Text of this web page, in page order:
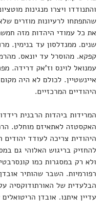
והתנודדו ויצרו מנגינות
שהתפתחו לרעיונות מוזרים
את כל עמודי היהדות מזה
שנים. ממנדלסון עד בנימין.
קפקא. מהוסרל עד יונאס.
עמנואל לוינס וז'אק דרידה.
איינשטיין. לכולם לא היה
היהודיים המרכזיים.
המרידות ביהדות הרבנית
האקסטזה לאתאיזם מוחלט.
היהודית צריכה לעודד יהודים
להחזיק בריגוש האלוהי גם
ולא רק במסגרות כמו
רפורמיות. השבר שהותיר
הבלעדית של האורתודוקסיה
עדיין איתנו. אובדן